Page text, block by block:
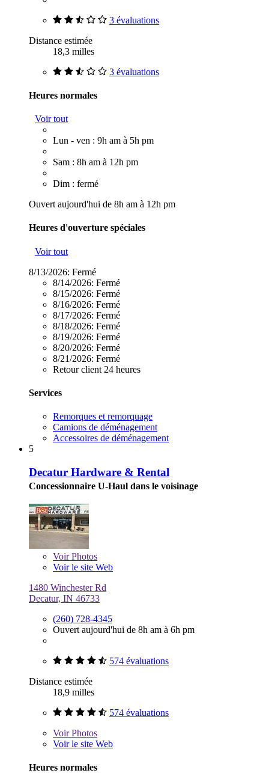
3 évaluations
Distance estimée
18,3 milles
3 évaluations
Heures normales
Voir tout
Lun - ven : 9h am à 5h pm
Sam : 8h am à 12h pm
Dim : fermé
Ouvert aujourd'hui de 8h am à 12h pm
Heures d'ouverture spéciales
Voir tout
8/13/2026: Fermé
8/14/2026: Fermé
8/15/2026: Fermé
8/16/2026: Fermé
8/17/2026: Fermé
8/18/2026: Fermé
8/19/2026: Fermé
8/20/2026: Fermé
8/21/2026: Fermé
Retour client 24 heures
Services
Remorques et remorquage
Camions de déménagement
Accessoires de déménagement
5
Decatur Hardware & Rental
Concessionnaire U-Haul dans le voisinage
VoirPhotos
Voir le site Web
1480 Winchester Rd
Decatur, IN 46733
(260) 728-4345
Ouvert aujourd'hui de 8h am à 6h pm
574 évaluations
Distance estimée
18,9 milles
574 évaluations
VoirPhotos
Voir le site Web
Heures normales